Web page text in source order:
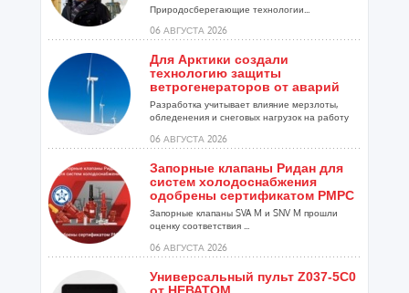
Природосберегающие технологии...
06 АВГУСТА 2026
Для Арктики создали
технологию защиты
ветрогенераторов от аварий
Разработка учитывает влияние мерзлоты,
обледенения и снеговых нагрузок на работу
06 АВГУСТА 2026
Запорные клапаны Ридан для
систем холодоснабжения
одобрены сертификатом РМРС
Запорные клапаны SVA M и SNV M прошли
оценку соответствия ...
06 АВГУСТА 2026
Универсальный пульт Z037-5C0
от НЕВАТОМ